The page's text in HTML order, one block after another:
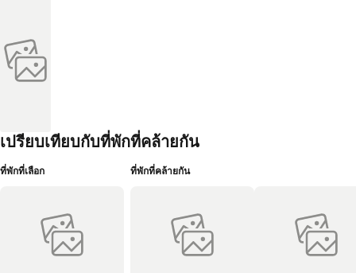
เปรียบเทียบกับที่พักที่คล้ายกัน
ที่พักที่เลือก ที่พักที่คล้ายกัน